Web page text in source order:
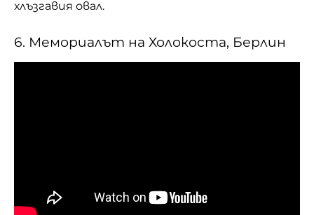
хлъзгавия овал.
6. Мемориалът на Холокоста, Берлин